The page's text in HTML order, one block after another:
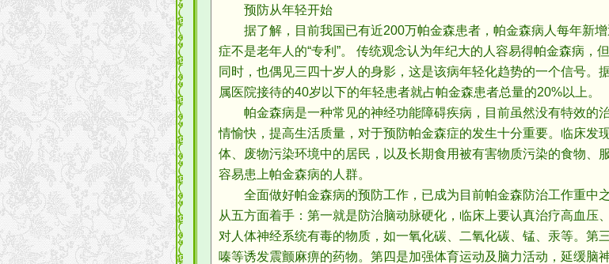
预防从年轻开始
据了解，目前我国已有近200万帕金森患者，帕金森病人每年新增
症不是老年人的“专利”。 传统观念认为年纪大的人容易得帕金森病，
同时，也偶见三四十岁人的身影，这是该病年轻化趋势的一个信号。
属医院接待的40岁以下的年轻患者就占帕金森患者总量的20%以上。
帕金森病是一种常见的神经功能障碍疾病，目前虽然没有特效的
情愉快，提高生活质量，对于预防帕金森症的发生十分重要。临床发
体、废物污染环境中的居民，以及长期食用被有害物质污染的食物、
容易患上帕金森病的人群。
全面做好帕金森病的预防工作，已成为目前帕金森防治工作重中
从五方面着手：第一就是防治脑动脉硬化，临床上要认真治疗高血压
对人体神经系统有毒的物质，如一氧化碳、二氧化碳、锰、汞等。第
嗪等诱发震颤麻痹的药物。第四是加强体育运动及脑力活动，延缓脑